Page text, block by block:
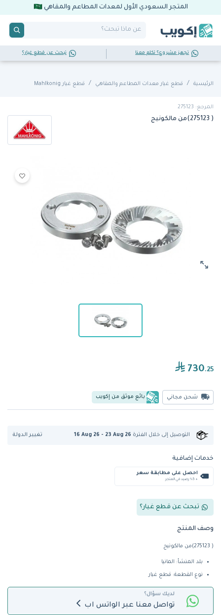
المتجر السعودي الأول لمعدات المطاعم والمقاهي
تجهز مشروع؟ تكلم معنا تبحث عن قطع غيار؟
الرئيسية قطع غيار معدات المطاعم والمقاهي قطع غيار Mahlkonig
المرجع: 275123
( 275123)من مالكونيج
730.25
شحن مجاني بائع موثق من إكويب
التوصيل إلى خلال الفترة 16 Aug 26 - 23 Aug 26 تغيير الدولة
خدمات إضافية
احصل على مطابقة سعر
+ %5 رصيد في المتجر
تبحث عن قطع غيار؟
وصف المنتج
( 275123)من مالكونيج
بلد المنشأ: المانيا
نوع القطعة: قطع غيار
لديك سؤال؟
تواصل معنا عبر الواتس اب